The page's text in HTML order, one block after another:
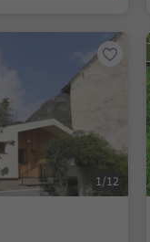
1/12